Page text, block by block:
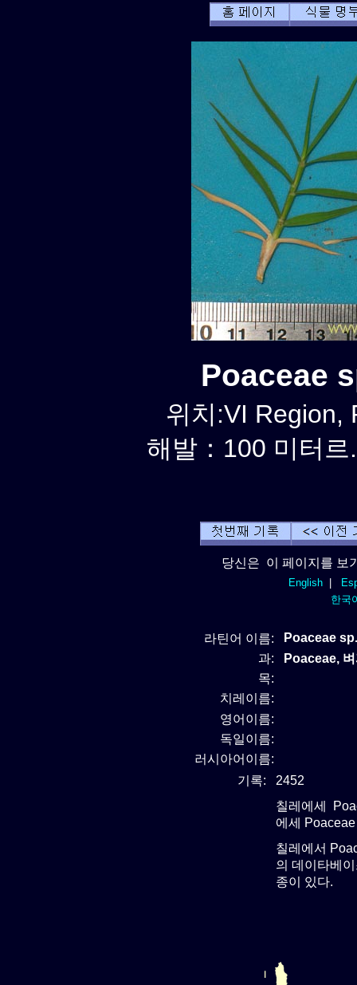
Poaceae
위치:VI Region,
해발：100 미터
당신은 이 페이지를 보
English|
한국
라틴어 이름:
Poaceae
과:
Poaceae,
목:
치레이름:
영어이름:
독일이름:
러시아어이름:
기록:
2452
칠레에세
에세
칠레에서
의 데이타베
종이 있다.